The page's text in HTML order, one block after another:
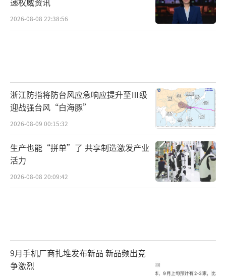
2026-08-08 22:38:56
浙江防指将防台风应急响应提升至Ⅲ级
迎战强台风“白海豚”
2026-08-09 00:15:32
生产也能“拼单”了 共享制造激发产业
活力
2026-08-08 20:09:42
9月手机厂商扎堆发布新品 新品频出竞
争激烈